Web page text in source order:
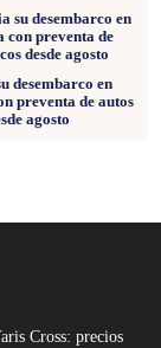
desembarco en
preventa de autos
agosto
Cross: precios